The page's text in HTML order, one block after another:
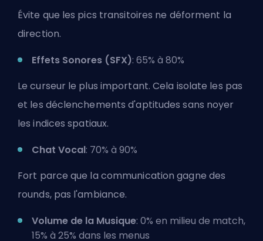
Évite que les pics transitoires ne déforment la
direction.
Effets Sonores (SFX): 65% à 80%
Le curseur le plus important. Cela isolate les pas
et les déclenchements d'aptitudes sans noyer
les indices spatiaux.
Chat Vocal: 70% à 90%
Fort parce que la communication gagne des
rounds, pas l'ambiance.
Volume de la Musique: 0% en milieu de match,
15% à 25% dans les menus